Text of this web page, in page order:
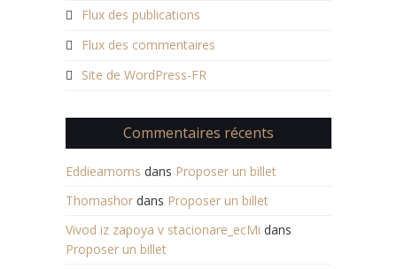
Flux des publications
Flux des commentaires
Site de WordPress-FR
Commentaires récents
Eddieamoms dans Proposer un billet
Thomashor dans Proposer un billet
Vivod iz zapoya v stacionare_ecMi dans
Proposer un billet